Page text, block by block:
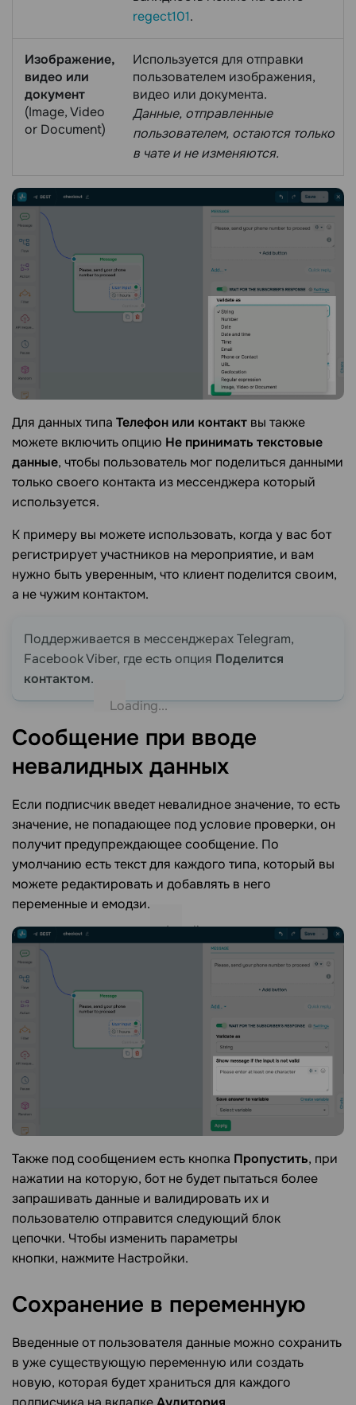
regect101.
Изображение,
видео или
документ
(Image, Video
or Document)
Используется для отправки
пользователем изображения,
видео или документа.
Данные, отправленные
пользователем, остаются только
в чате и не изменяются.
Для данных типа Телефон или контакт вы также
можете включить опцию Не принимать текстовые
данные, чтобы пользователь мог поделиться данными
только своего контакта из мессенджера который
используется.
К примеру вы можете использовать, когда у вас бот
регистрирует участников на мероприятие, и вам
нужно быть уверенным, что клиент поделится своим,
а не чужим контактом.
Поддерживается в мессенджерах Telegram,
Facebook Viber, где есть опция Поделится
контактом.
Сообщение при вводе
невалидных данных
Если подписчик введет невалидное значение, то есть
значение, не попадающее под условие проверки, он
получит предупреждающее сообщение. По
умолчанию есть текст для каждого типа, который вы
можете редактировать и добавлять в него
переменные и емодзи.
Также под сообщением есть кнопка Пропустить, при
нажатии на которую, бот не будет пытаться более
запрашивать данные и валидировать их и
пользователю отправится следующий блок
цепочки. Чтобы изменить параметры
кнопки, нажмите Настройки.
Сохранение в переменную
Введенные от пользователя данные можно сохранить
в уже существующую переменную или создать
новую, которая будет храниться для каждого